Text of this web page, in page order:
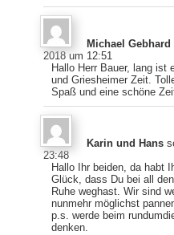
Michael Gebhard
2018 um 12:51
Hallo Herr Bauer, lang ist
und Griesheimer Zeit.
Spaß und eine schöne
Karin und Hans
23:48
Hallo Ihr beiden, da habt
Glück, dass Du bei all
Ruhe weghast. Wir sind
nunmehr möglichst
p.s. werde beim
denken.